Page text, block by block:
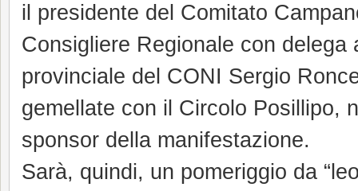
il presidente del Comitato
Consigliere Regionale con
provinciale del CONI Sergio
gemellate con il Circolo Posillipo,
sponsor della manifestazione.
Sarà, quindi, un pomeriggio da